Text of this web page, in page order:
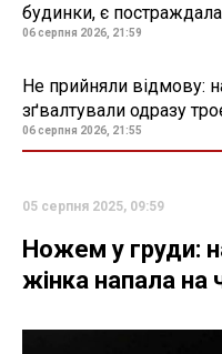
будинки, є постраждала
06 серпня 2026, 21:59
Не прийняли відмову:
зґвалтували одразу
06 серпня 2026, 21:55
05 серпня 2025, 09:59
Ножем у груди:
жінка напала на